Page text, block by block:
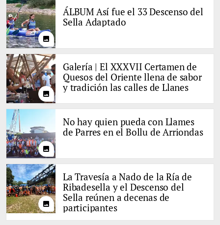
photo
ÁLBUM Así fue el 33 Descenso del
Sella Adaptado
photo
Galería | El XXXVII Certamen de
Quesos del Oriente llena de sabor
y tradición las calles de Llanes
photo
No hay quien pueda con Llames
de Parres en el Bollu de Arriondas
photo
La Travesía a Nado de la Ría de
Ribadesella y el Descenso del
Sella reúnen a decenas de
participantes